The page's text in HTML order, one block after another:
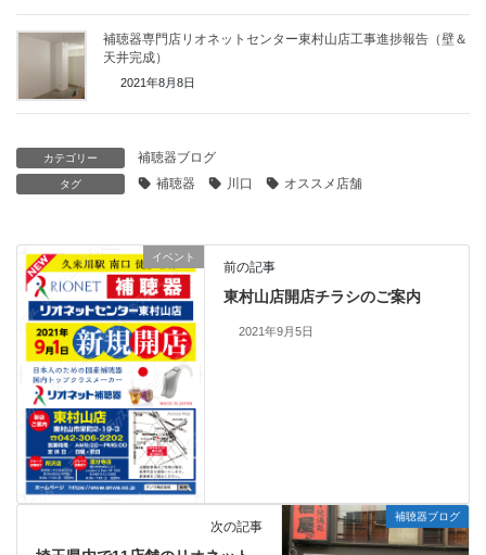
補聴器専門店リオネットセンター東村山店工事進捗報告（壁＆
天井完成）
2021年8月8日
カテゴリー 補聴器ブログ
タグ 補聴器 川口 オススメ店舗
イベント
前の記事
東村山店開店チラシのご案内
2021年9月5日
補聴器ブログ
次の記事